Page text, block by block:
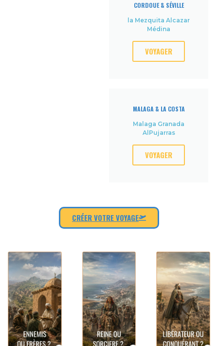
CORDOUE & SÉVILLE
la Mezquita Alcazar
Médina
VOYAGER
MALAGA & LA COSTA
Malaga Granada
AlPujarras
VOYAGER
CRÉER VOTRE VOYAGE